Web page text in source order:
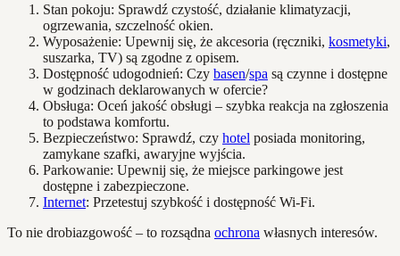
Stan pokoju: Sprawdź czystość, działanie klimatyzacji,
ogrzewania, szczelność okien.
Wyposażenie: Upewnij się, że akcesoria (ręczniki, kosmetyki,
suszarka, TV) są zgodne z opisem.
Dostępność udogodnień: Czy basen/spa są czynne i dostępne
w godzinach deklarowanych w ofercie?
Obsługa: Oceń jakość obsługi – szybka reakcja na zgłoszenia
to podstawa komfortu.
Bezpieczeństwo: Sprawdź, czy hotel posiada monitoring,
zamykane szafki, awaryjne wyjścia.
Parkowanie: Upewnij się, że miejsce parkingowe jest
dostępne i zabezpieczone.
Internet: Przetestuj szybkość i dostępność Wi-Fi.
To nie drobiazgowość – to rozsądna ochrona własnych interesów.